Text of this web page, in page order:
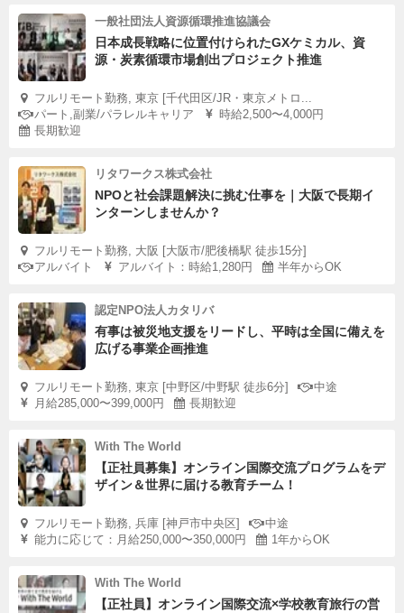
一般社団法人資源循環推進協議会
日本成長戦略に位置付けられたGXケミカル、資
源・炭素循環市場創出プロジェクト推進
フルリモート勤務, 東京 [千代田区/JR・東京メトロ...
パート,副業/パラレルキャリア
時給2,500〜4,000円
長期歓迎
リタワークス株式会社
NPOと社会課題解決に挑む仕事を｜大阪で長期イ
ンターンしませんか？
フルリモート勤務, 大阪 [大阪市/肥後橋駅 徒歩15分]
アルバイト
アルバイト：時給1,280円 半年からOK
認定NPO法人カタリバ
有事は被災地支援をリードし、平時は全国に備えを
広げる事業企画推進
フルリモート勤務, 東京 [中野区/中野駅 徒歩6分]
中途
月給285,000〜399,000円
長期歓迎
With The World
【正社員募集】オンライン国際交流プログラムをデ
ザイン＆世界に届ける教育チーム！
フルリモート勤務, 兵庫 [神戸市中央区]
中途
能力に応じて：月給250,000〜350,000円
1年からOK
With The World
【正社員】オンライン国際交流×学校教育旅行の営